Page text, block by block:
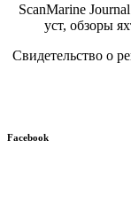
ScanMarine
уст, обзоры
Свидетельство о
Facebook